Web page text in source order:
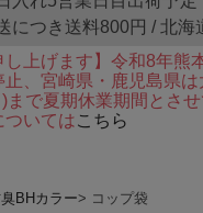
につき送料800円 / 北
し上げます】令和8年
、宮崎県・鹿児島県
まで夏期休業期間とさ
ついてはこちら
BHカラー コップ袋